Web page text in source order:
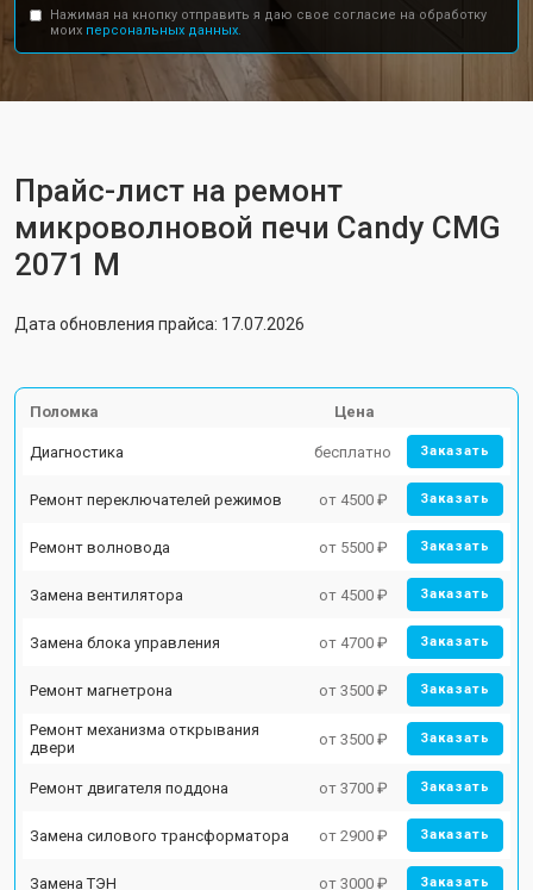
Нажимая на кнопку отправить я даю свое согласие на обработку
моих персональных данных.
Прайс-лист на ремонт
микроволновой печи Candy CMG
2071 M
Дата обновления прайса: 17.07.2026
Поломка Цена
Диагностика бесплатно Заказать
Ремонт переключателей режимов от 4500 ₽ Заказать
Ремонт волновода от 5500 ₽ Заказать
Замена вентилятора от 4500 ₽ Заказать
Замена блока управления от 4700 ₽ Заказать
Ремонт магнетрона от 3500 ₽ Заказать
Ремонт механизма открывания
двери
от 3500 ₽ Заказать
Ремонт двигателя поддона от 3700 ₽ Заказать
Замена силового трансформатора от 2900 ₽ Заказать
Замена ТЭН от 3000 ₽ Заказать